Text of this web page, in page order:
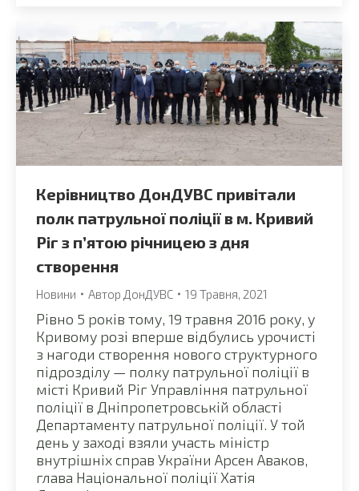
Керівництво ДонДУВС привітали
полк патрульної поліції в м. Кривий
Ріг з п’ятою річницею з дня
створення
Новини Автор ДонДУВС 19 Травня, 2021
Рівно 5 років тому, 19 травня 2016 року, у
Кривому розі вперше відбулись урочисті
з нагоди створення нового структурного
підрозділу — полку патрульної поліції в
місті Кривий Ріг Управління патрульної
поліції в Дніпропетровській області
Департаменту патрульної поліції. У той
день у заході взяли участь міністр
внутрішніх справ України Арсен Аваков,
глава Національної поліції Хатія